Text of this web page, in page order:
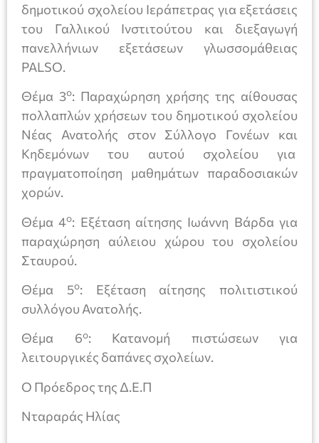
δημοτικού σχολείου Ιεράπετρας για εξετάσεις
του Γαλλικού Ινστιτούτου και διεξαγωγή
πανελλήνιων εξετάσεων γλωσσομάθειας
PALSO.
Θέμα 3ο: Παραχώρηση χρήσης της αίθουσας
πολλαπλών χρήσεων του δημοτικού σχολείου
Νέας Ανατολής στον Σύλλογο Γονέων και
Κηδεμόνων του αυτού σχολείου για
πραγματοποίηση μαθημάτων παραδοσιακών
χορών.
Θέμα 4ο: Εξέταση αίτησης Ιωάννη Βάρδα για
παραχώρηση αύλειου χώρου του σχολείου
Σταυρού.
Θέμα 5ο: Εξέταση αίτησης πολιτιστικού
συλλόγου Ανατολής.
Θέμα 6ο: Κατανομή πιστώσεων για
λειτουργικές δαπάνες σχολείων.
Ο Πρόεδρος της Δ.Ε.Π
Νταραράς Ηλίας